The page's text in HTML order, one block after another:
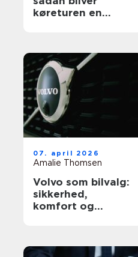
køreturen en
07. april 2026
Amalie Thomsen
Volvo som bilvalg:
sikkerhed,
komfort og